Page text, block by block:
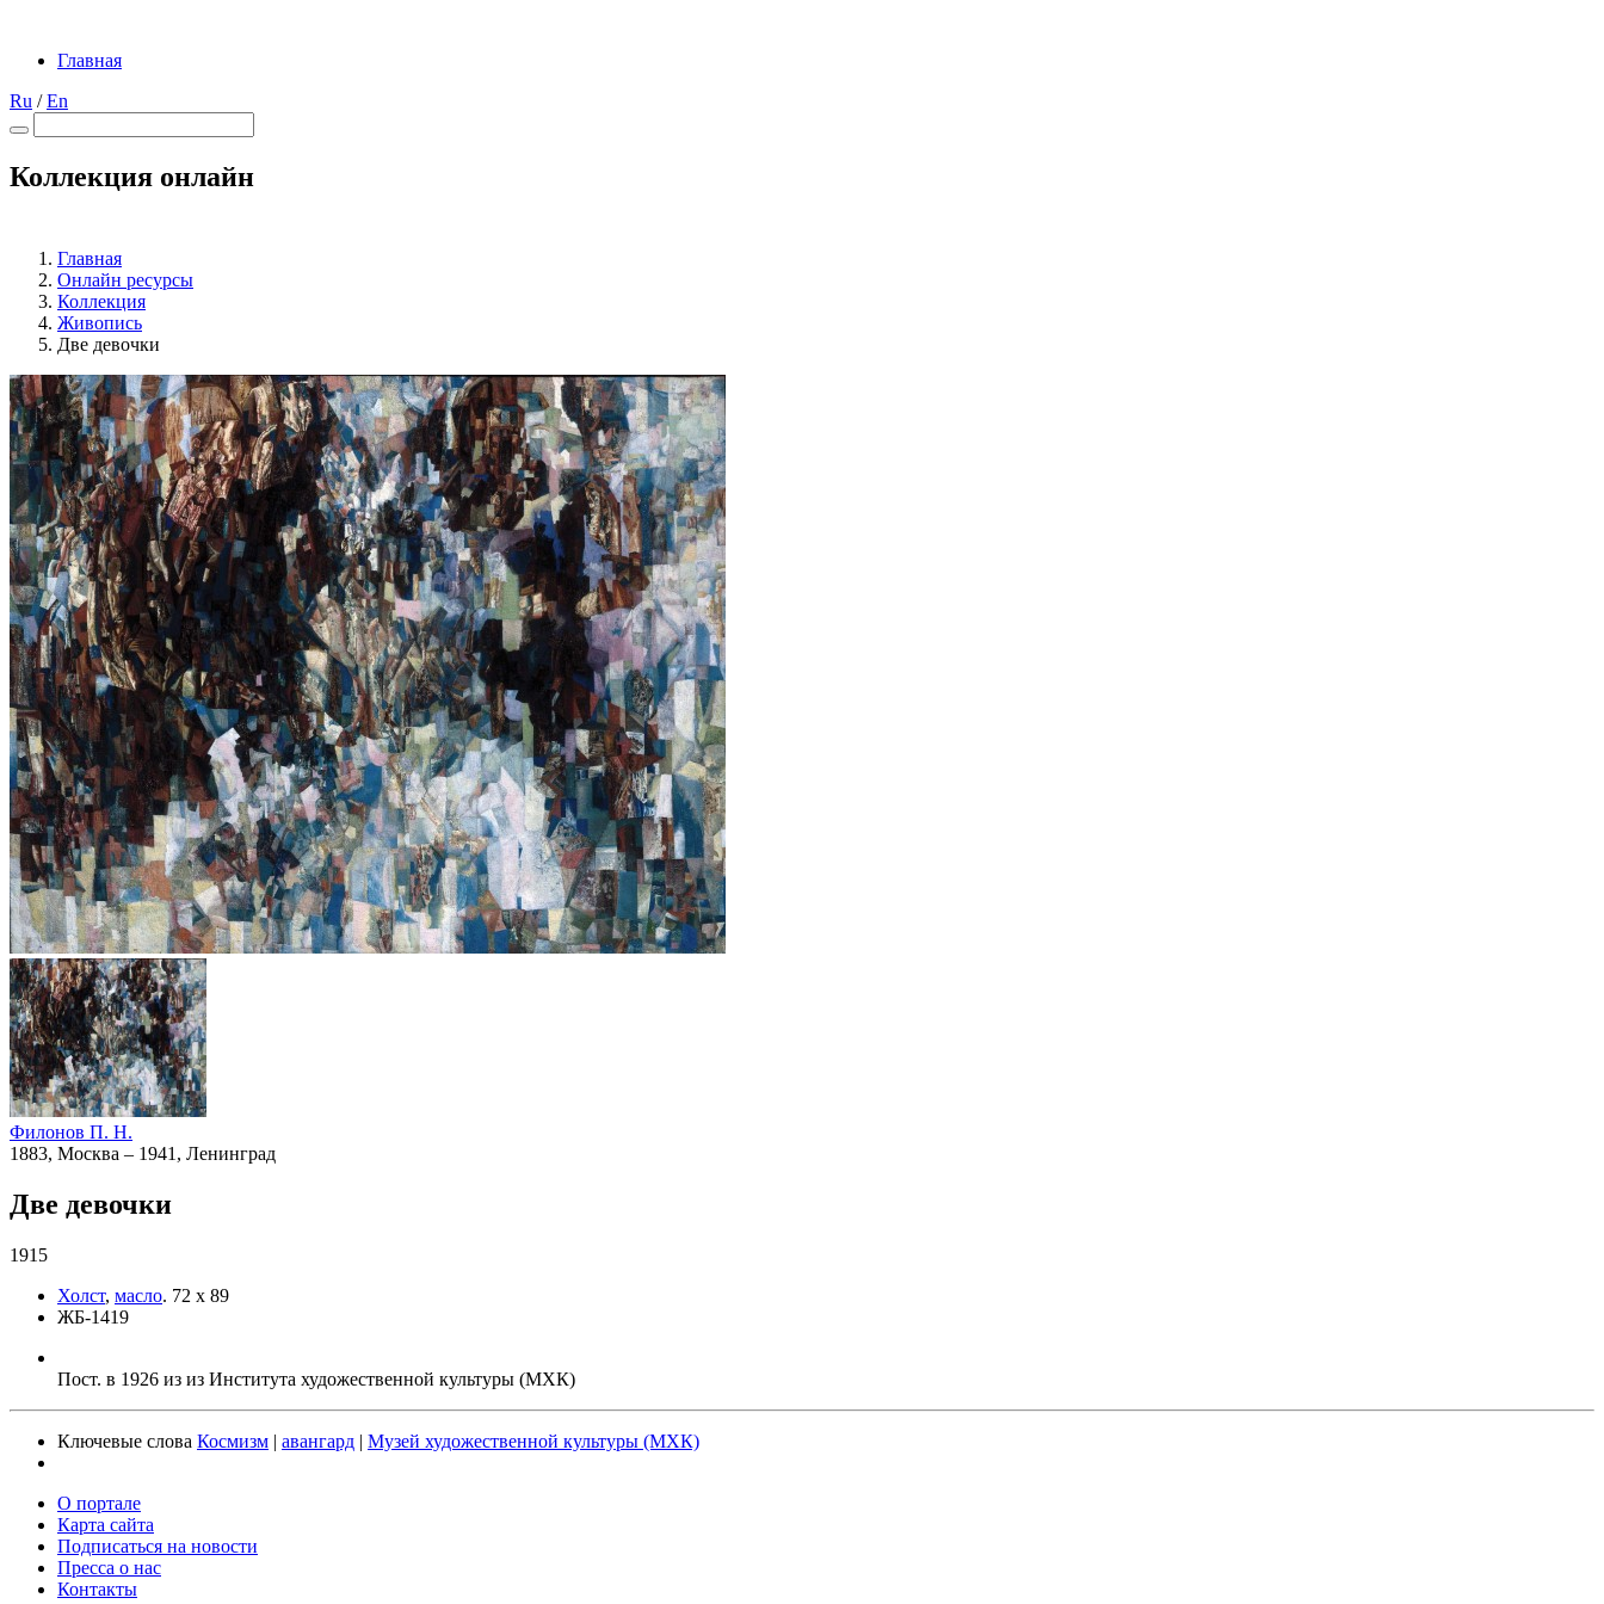
Главная
Ru /En
Коллекция онлайн
Главная
Онлайн ресурсы
Коллекция
Живопись
Две девочки
Филонов П. Н.
1883, Москва – 1941, Ленинград
Две девочки
1915
Холст, масло. 72 x 89
ЖБ-1419
Пост. в 1926 из из Института художественной культуры (МХК)
Ключевые слова Космизм | авангард | Музей художественной культуры (МХК)
О портале
Карта сайта
Подписаться на новости
Пресса о нас
Контакты